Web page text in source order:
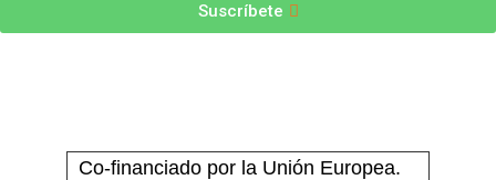
Suscríbete
Co-financiado por la Unión Europea.